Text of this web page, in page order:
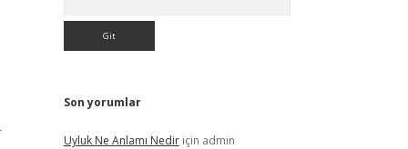
Son yorumlar
Uyluk Ne Anlamı Nediriçin admin